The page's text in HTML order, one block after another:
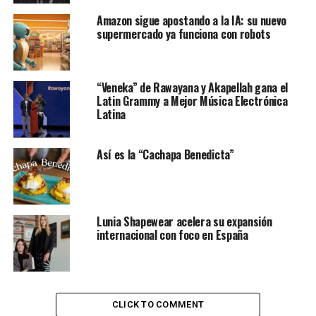
medios, entretenimiento y bienes inmobiliarios, posee
una sólida formación académica.
Le puede interesar:
2024 (I)
Es licenciada en periodismo por la Universidad de
Columbia y cuenta con un máster en la misma disciplina
por la Universidad de Nueva York. Además, ha
completado sus estudios en el prestigioso programa de
desarrollo de liderazgo de la Escuela de Negocios de
Harvard.
Contenidos de la entrada
Amazon sigue apostando a la IA: su nuevo
supermercado ya funciona con robots
“Veneka” de Rawayana y Akapellah gana el
Latin Grammy a Mejor Música Electrónica
Latina
Así es la “Cachapa Benedicta”
Lunia Shapewear acelera su expansión
internacional con foco en España
CLICK TO COMMENT